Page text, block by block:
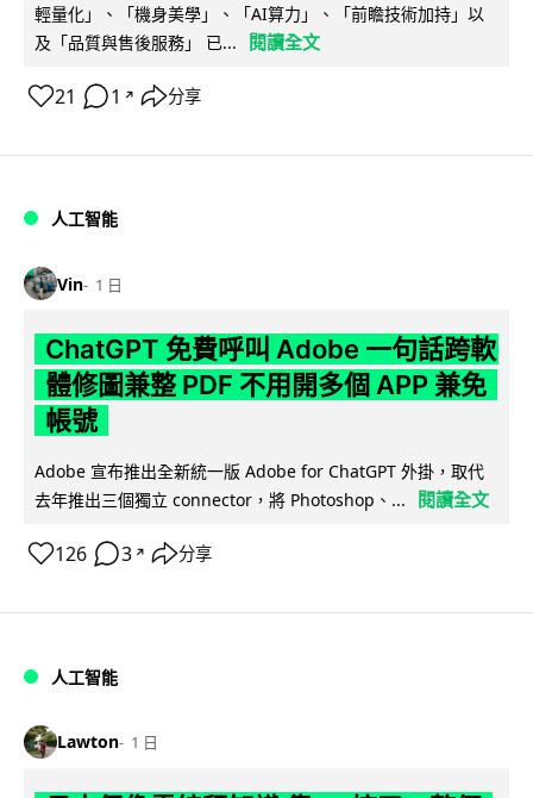
輕量化」、「機身美學」、「AI算力」、「前瞻技術加持」以
及「品質與售後服務」 已...
閱讀全文
21 1 ↗ 分享
人工智能
Vin 1 日
ChatGPT 免費呼叫 Adobe 一句話跨軟
體修圖兼整 PDF 不用開多個 APP 兼免
帳號
Adobe 宣布推出全新統一版 Adobe for ChatGPT 外掛，取代
去年推出三個獨立 connector，將 Photoshop、...
閱讀全文
126 3 ↗ 分享
人工智能
Lawton 1 日